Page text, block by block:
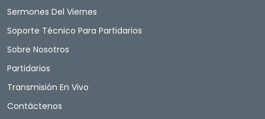
Sermones Del Viernes
Soporte Técnico Para Partidarios
Sobre Nosotros
Partidarios
Transmisión En Vivo
Contáctenos